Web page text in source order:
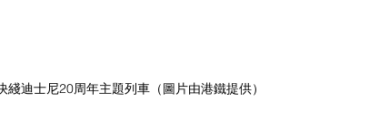
迪士尼20周年主題列車（圖片由港鐵提供）